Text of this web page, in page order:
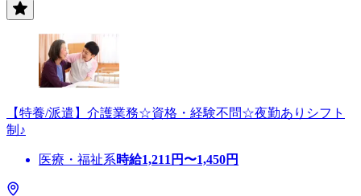
【特養/派遣】介護業務☆資格・経験不問☆夜勤ありシフト
制♪
医療・福祉系時給1,211 円〜1,450円